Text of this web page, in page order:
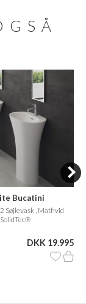
Bucatini
Søjlevask , Mathvid
SolidTec®
DKK 19.995